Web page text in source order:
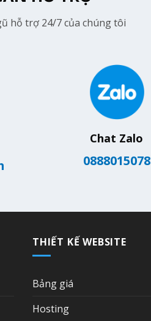
hỗ trợ 24/7 của chúng tôi
Chat Zalo
0888015078
THIẾT KẾ WEBSITE
Bảng giá
Hosting